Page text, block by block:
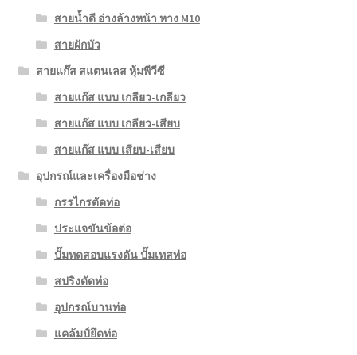
สายน้ำดี อ่างล้างหน้า หาง M10
สายฝักบัว
สายแก๊ส สแตนเลส หุ้มพีวีซี
สายแก๊ส แบบ เกลียว-เกลียว
สายแก๊ส แบบ เกลียว-เสียบ
สายแก๊ส แบบ เสียบ-เสียบ
อุปกรณ์และเครื่องมือช่าง
กรรไกรตัดท่อ
ประแจขันข้อต่อ
ปั๊มทดสอบแรงดัน ปั๊มเทสท่อ
สปริงดัดท่อ
อุปกรณ์บานท่อ
แคล้มป์ยึดท่อ